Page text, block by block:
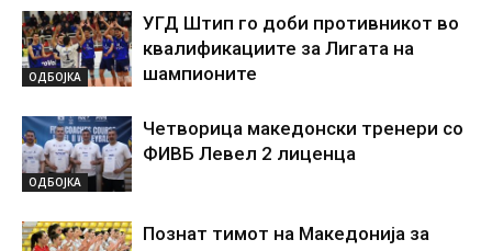
ОДБОЈКА
УГД Штип го доби противникот во
квалификациите за Лигата на
шампионите
ОДБОЈКА
Четворица македонски тренери со
ФИВБ Левел 2 лиценца
Познат тимот на Македонија за